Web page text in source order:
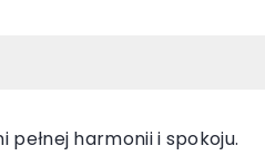
harmonii i spokoju.